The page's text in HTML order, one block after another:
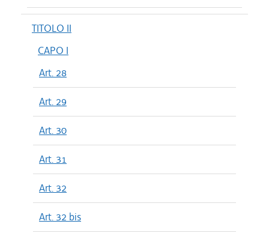
TITOLO II
CAPO I
Art. 28
Art. 29
Art. 30
Art. 31
Art. 32
Art. 32 bis